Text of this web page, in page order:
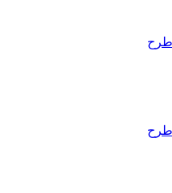
طرح
طرح